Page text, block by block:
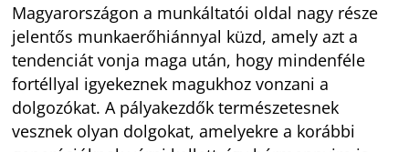
Magyarországon a munkáltatói oldal nagy része
jelentős munkaerőhiánnyal küzd, amely azt a
tendenciát vonja maga után, hogy mindenféle
fortéllyal igyekeznek magukhoz vonzani a
dolgozókat. A pályakezdők természetesnek
vesznek olyan dolgokat, amelyekre a korábbi